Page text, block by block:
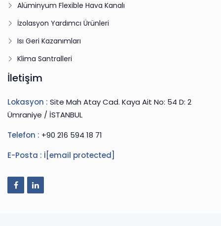
Alüminyum Flexible Hava Kanalı
İzolasyon Yardımcı Ürünleri
Isı Geri Kazanımları
Klima Santralleri
İletişim
Lokasyon : Site Mah Atay Cad. Kaya Ait No: 54 D: 2
Ümraniye / İSTANBUL
Telefon : +90 216 594 18 71
E-Posta : İ [email protected]